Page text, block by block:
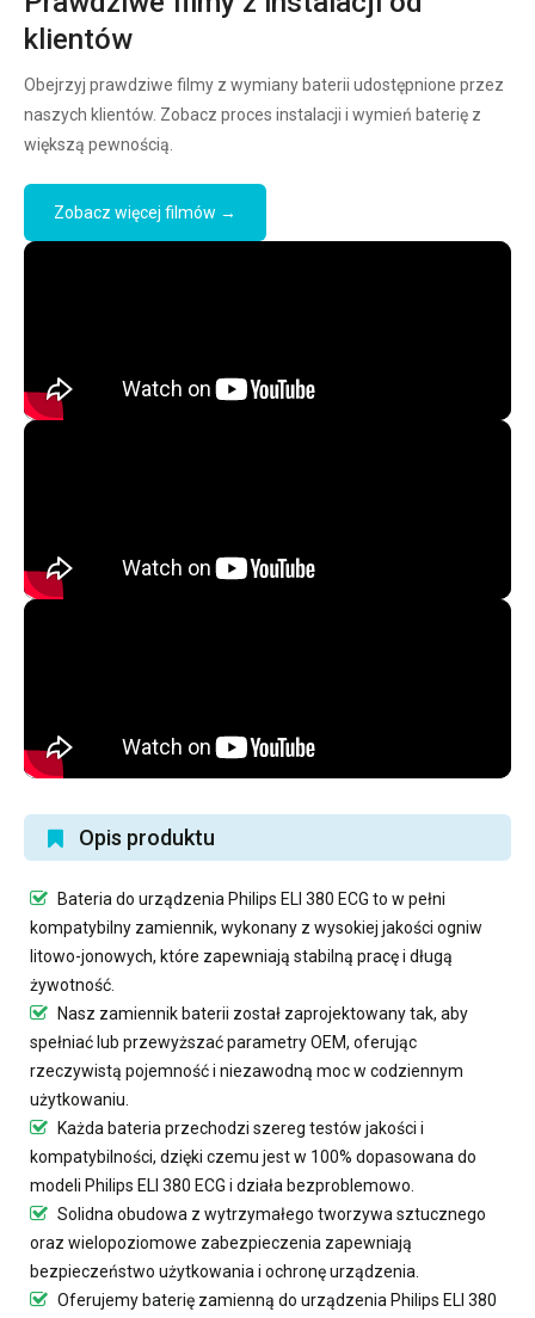
klientów
Obejrzyj prawdziwe filmy z wymiany baterii udostępnione przez
naszych klientów. Zobacz proces instalacji i wymień baterię z
większą pewnością.
Zobacz więcej filmów →
Opis produktu
Bateria do urządzenia Philips ELI 380 ECG to w pełni
kompatybilny zamiennik, wykonany z wysokiej jakości ogniw
litowo-jonowych, które zapewniają stabilną pracę i długą
żywotność.
Nasz zamiennik baterii został zaprojektowany tak, aby
spełniać lub przewyższać parametry OEM, oferując
rzeczywistą pojemność i niezawodną moc w codziennym
użytkowaniu.
Każda bateria przechodzi szereg testów jakości i
kompatybilności, dzięki czemu jest w 100% dopasowana do
modeli Philips ELI 380 ECG i działa bezproblemowo.
Solidna obudowa z wytrzymałego tworzywa sztucznego
oraz wielopoziomowe zabezpieczenia zapewniają
bezpieczeństwo użytkowania i ochronę urządzenia.
Oferujemy baterię zamienną do urządzenia Philips ELI 380